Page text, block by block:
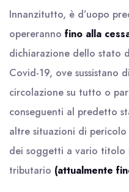
Innanzitutto, è d’uopo
opereranno fino alla
dichiarazione dello stato
Covid-19, ove sussistano
circolazione su tutto o
conseguenti al predetto
altre situazioni di
dei soggetti a vario titolo
tributario (attualmente